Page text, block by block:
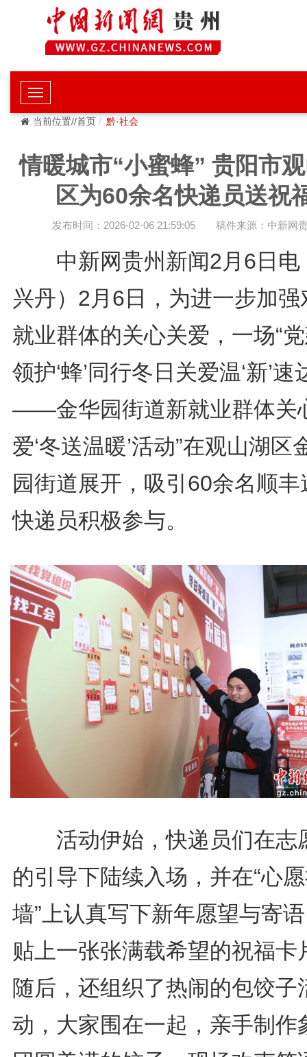
当前位置//首页 黔·社会
情暖城市“小蜜蜂” 贵阳市
区为60余名快递员送祝
发布时间：2026-02-06 21:59:05 稿件来源：中新网
中新网贵州新闻2月6日电
兴丹）2月6日，为进一步加强
就业群体的关心关爱，一场“
领护‘蜂’同行冬日关爱温‘新’速
——金华园街道新就业群体关
爱‘冬送温暖’活动”在观山湖区
园街道展开，吸引60余名顺丰
快递员积极参与。
活动伊始，快递员们在志
的引导下陆续入场，并在“心
墙”上认真写下新年愿望与寄
贴上一张张满载希望的祝福卡
随后，还组织了热闹的包饺子
动，大家围在一起，亲手制作